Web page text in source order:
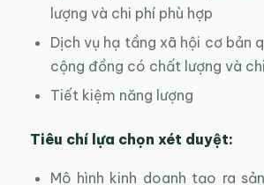
lượng và chi phí phù hợp
Dịch vụ hạ tầng xã hội cơ bản
cộng đồng có chất lượng và
Tiết kiệm năng lượng
Tiêu chí lựa chọn xét duyệt:
Mô hình kinh doanh tạo ra